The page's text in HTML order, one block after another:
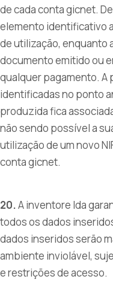
de cada conta gicnet.
elemento identificativo
de utilização, enquanto
documento emitido ou
qualquer pagamento. A
identificadas no ponto
produzida fica
não sendo possível a
utilização de um novo
conta gicnet.
20.A inventore lda
todos os dados
dados inseridos serão
ambiente inviolável,
e restrições de acesso.